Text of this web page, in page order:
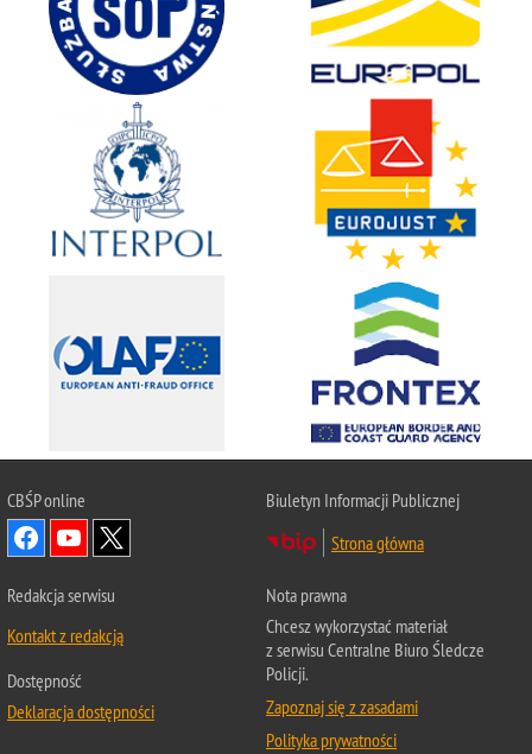
CBŚPonline
Biuletyn Informacji Publicznej
Strona główna
Redakcja serwisu
Kontakt z redakcją
Dostępność
Deklaracja dostępności
Nota prawna
Chcesz wykorzystać materiał
z serwisu Centralne Biuro Śledcze
Policji.
Zapoznaj się z zasadami
Polityka prywatności